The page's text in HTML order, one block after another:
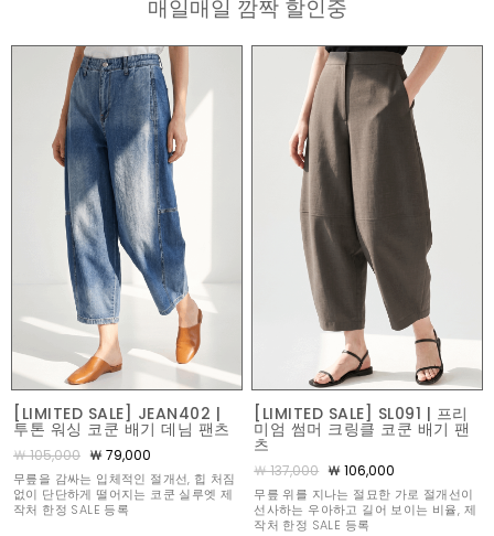
매일매일 깜짝 할인중
[LIMITED SALE] JEAN402 |
투톤 워싱 코쿤 배기 데님 팬츠
￦ 105,000 ￦ 79,000
무릎을 감싸는 입체적인 절개선, 힙 처짐
없이 단단하게 떨어지는 코쿤 실루엣 제
작처 한정 SALE 등록
[LIMITED SALE] SL091 | 프리
미엄 썸머 크링클 코쿤 배기 팬
츠
￦ 137,000 ￦ 106,000
무릎 위를 지나는 절묘한 가로 절개선이
선사하는 우아하고 길어 보이는 비율, 제
작처 한정 SALE 등록